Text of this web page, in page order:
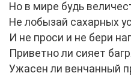
Но в мире будь
Не лобызай сахарных
И не проси и не бери
Приветно ли сияет
Ужасен ли венчанный